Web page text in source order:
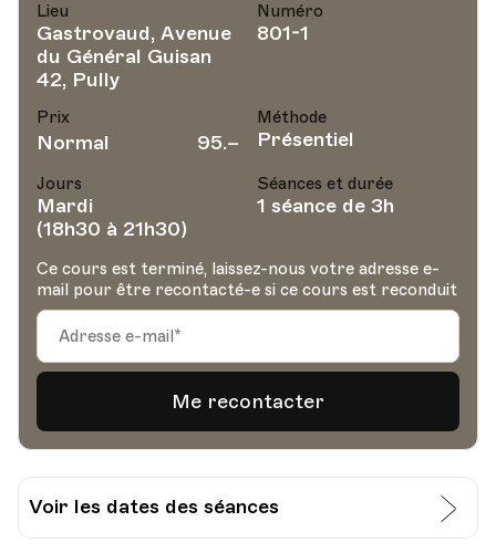
Lieu
Gastrovaud, Avenue
du Général Guisan
42, Pully
Numéro
801-1
Prix
Normal 95.–
Méthode
Présentiel
Jours
Mardi
(18h30 à 21h30)
Séances et durée
1 séance de 3h
Ce cours est terminé, laissez-nous votre adresse e-
mail pour être recontacté-e si ce cours est reconduit
Voir les dates des séances